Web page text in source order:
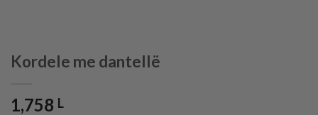
Kordele me dantellë
1,758 L